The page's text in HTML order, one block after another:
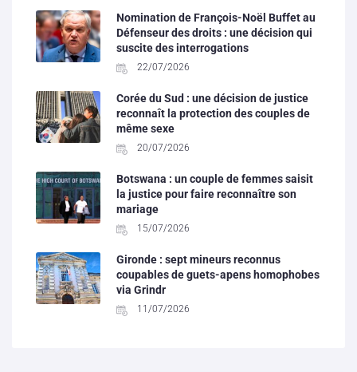
Nomination de François-Noël Buffet au
Défenseur des droits : une décision qui
suscite des interrogations
22/07/2026
Corée du Sud : une décision de justice
reconnaît la protection des couples de
même sexe
20/07/2026
Botswana : un couple de femmes saisit
la justice pour faire reconnaître son
mariage
15/07/2026
Gironde : sept mineurs reconnus
coupables de guets-apens homophobes
via Grindr
11/07/2026